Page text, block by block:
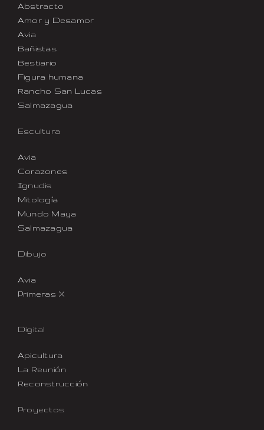
Abstracto
Amor y Desamor
Avia
Bañistas
Bestiario
Figura humana
Rancho San Lucas
Salmazagua
Escultura
Avia
Corazones
Ignudis
Mitología
Mundo Maya
Salmazagua
Dibujo
Avia
Primeras X
Digital
Apicultura
La Reunión
Reconstrucción
Proyectos